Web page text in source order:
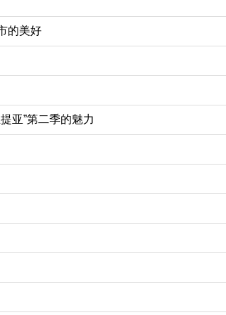
的美好
亚”第二季的魅力